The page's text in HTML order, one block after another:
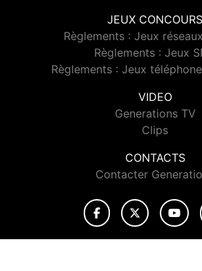
JEUX CONCOURS
Règlements : Jeux
Règlements : Jeux
Règlements : Jeux
VIDEO
Generations TV
Clips
CONTACTS
Contacter